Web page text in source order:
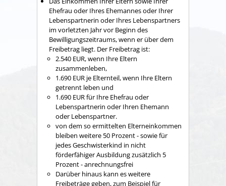
Ehefrau oder Ihres Ehemannes oder Ihrer
Lebenspartnerin oder Ihres Lebenspartners
im vorletzten Jahr vor Beginn des
Bewilligungszeitraums, wenn er über dem
Freibetrag liegt. Der Freibetrag ist:
2.540 EUR, wenn Ihre Eltern
zusammenleben,
1.690 EUR je Elternteil, wenn Ihre Eltern
getrennt leben und
1.690 EUR für Ihre Ehefrau oder
Lebenspartnerin oder Ihren Ehemann
oder Lebenspartner.
von dem so ermittelten Elterneinkommen
bleiben weitere 50 Prozent - sowie für
jedes Geschwisterkind in nicht
förderfähiger Ausbildung zusätzlich 5
Prozent - anrechnungsfrei
Darüber hinaus kann es weitere
Freibeträge geben, zum Beispiel für